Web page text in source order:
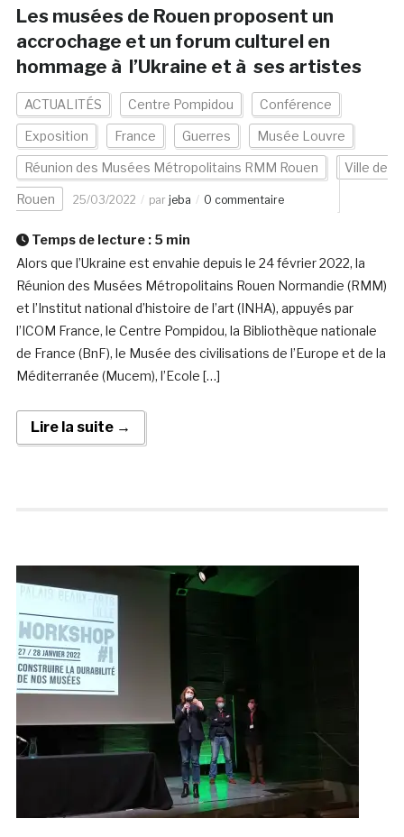
Les musées de Rouen proposent un
accrochage et un forum culturel en
hommage à l’Ukraine et à ses artistes
ACTUALITÉS Centre Pompidou Conférence
Exposition France Guerres Musée Louvre
Réunion des Musées Métropolitains RMM Rouen Ville de
Rouen 25/03/2022 par jeba 0 commentaire
Temps de lecture : 5 min
Alors que l’Ukraine est envahie depuis le 24 février 2022, la
Réunion des Musées Métropolitains Rouen Normandie (RMM)
et l’Institut national d’histoire de l’art (INHA), appuyés par
l’ICOM France, le Centre Pompidou, la Bibliothèque nationale
de France (BnF), le Musée des civilisations de l’Europe et de la
Méditerranée (Mucem), l’Ecole […]
Lire la suite →